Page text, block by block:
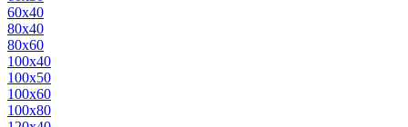
60х40
80х40
80х60
100х40
100х50
100х60
100х80